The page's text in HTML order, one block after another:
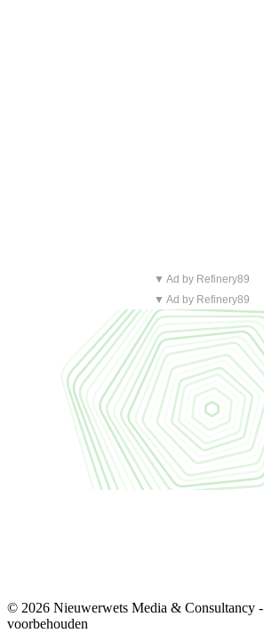
▼ Ad by Refinery89
▼ Ad by Refinery89
© 2026 Nieuwerwets Media & Consultancy
voorbehouden